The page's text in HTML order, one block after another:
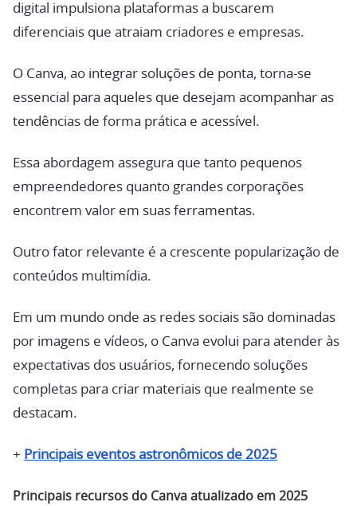
digital impulsiona plataformas a buscarem
diferenciais que atraiam criadores e empresas.
O Canva, ao integrar soluções de ponta, torna-se
essencial para aqueles que desejam acompanhar as
tendências de forma prática e acessível.
Essa abordagem assegura que tanto pequenos
empreendedores quanto grandes corporações
encontrem valor em suas ferramentas.
Outro fator relevante é a crescente popularização de
conteúdos multimídia.
Em um mundo onde as redes sociais são dominadas
por imagens e vídeos, o Canva evolui para atender às
expectativas dos usuários, fornecendo soluções
completas para criar materiais que realmente se
destacam.
+ Principais eventos astronômicos de 2025
Principais recursos do Canva atualizado em 2025